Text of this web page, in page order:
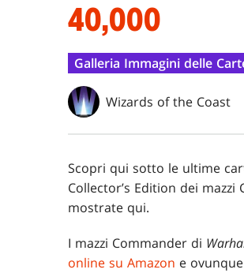
40,000
Galleria Immagini delle
Wizards of the Coast
Scopri qui sotto le ultime
Collector’s Edition dei mazzi
mostrate qui.
I mazzi Commander di
online su Amazon e